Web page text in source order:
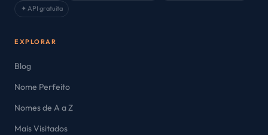
✦ API gratuita
EXPLORAR
Blog
Nome Perfeito
Nomes de A a Z
Mais Visitados